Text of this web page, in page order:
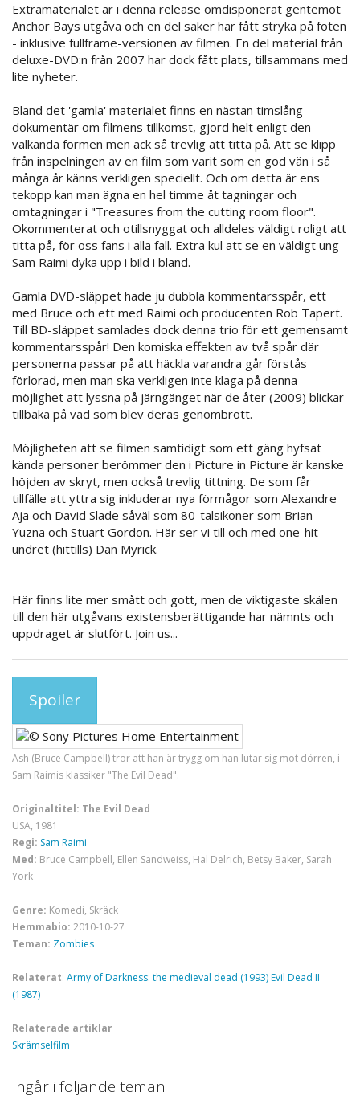
Extramaterialet är i denna release omdisponerat gentemot
Anchor Bays utgåva och en del saker har fått stryka på foten
- inklusive fullframe-versionen av filmen. En del material från
deluxe-DVD:n från 2007 har dock fått plats, tillsammans med
lite nyheter.
Bland det 'gamla' materialet finns en nästan timslång
dokumentär om filmens tillkomst, gjord helt enligt den
välkända formen men ack så trevlig att titta på. Att se klipp
från inspelningen av en film som varit som en god vän i så
många år känns verkligen speciellt. Och om detta är ens
tekopp kan man ägna en hel timme åt tagningar och
omtagningar i "Treasures from the cutting room floor".
Okommenterat och otillsnyggat och alldeles väldigt roligt att
titta på, för oss fans i alla fall. Extra kul att se en väldigt ung
Sam Raimi dyka upp i bild i bland.
Gamla DVD-släppet hade ju dubbla kommentarsspår, ett
med Bruce och ett med Raimi och producenten Rob Tapert.
Till BD-släppet samlades dock denna trio för ett gemensamt
kommentarsspår! Den komiska effekten av två spår där
personerna passar på att häckla varandra går förstås
förlorad, men man ska verkligen inte klaga på denna
möjlighet att lyssna på järngänget när de åter (2009) blickar
tillbaka på vad som blev deras genombrott.
Möjligheten att se filmen samtidigt som ett gäng hyfsat
kända personer berömmer den i Picture in Picture är kanske
höjden av skryt, men också trevlig tittning. De som får
tillfälle att yttra sig inkluderar nya förmågor som Alexandre
Aja och David Slade såväl som 80-talsikoner som Brian
Yuzna och Stuart Gordon. Här ser vi till och med one-hit-
undret (hittills) Dan Myrick.
Här finns lite mer smått och gott, men de viktigaste skälen
till den här utgåvans existensberättigande har nämnts och
uppdraget är slutfört. Join us...
Spoiler
Ash (Bruce Campbell) tror att han är trygg om han lutar sig mot dörren, i
Sam Raimis klassiker "The Evil Dead".
Originaltitel: The Evil Dead
USA, 1981
Regi: Sam Raimi
Med: Bruce Campbell, Ellen Sandweiss, Hal Delrich, Betsy Baker, Sarah
York
Genre: Komedi, Skräck
Hemmabio: 2010-10-27
Teman: Zombies
Relaterat: Army of Darkness: the medieval dead (1993)Evil Dead II
(1987)
Relaterade artiklar
Skrämselfilm
Ingår i följande teman